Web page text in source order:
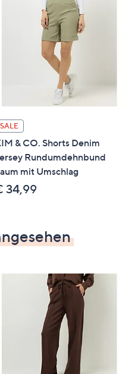
SALE
& CO. Shorts Denim
Rundumdehnbund
mit Umschlag
34,99